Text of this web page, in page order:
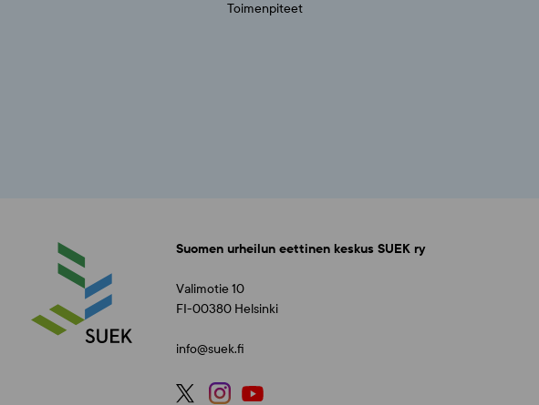
Toimenpiteet
Suomen urheilun eettinen keskus SUEK ry
Valimotie 10
FI-00380 Helsinki
info@suek.fi